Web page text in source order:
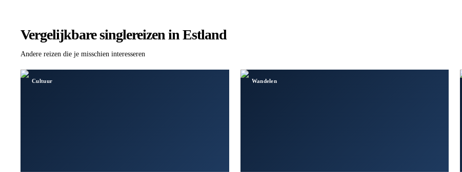
Vergelijkbare singlereizen in Estland
Andere reizen die je misschien interesseren
Cultuur Wandelen